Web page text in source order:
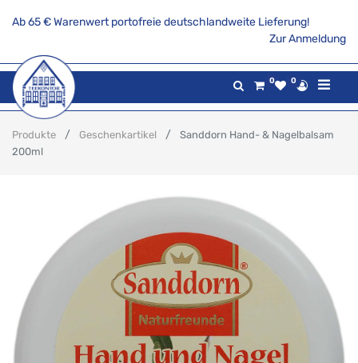
Ab 65 € Warenwert portofreie deutschlandweite Lieferung!
Zur Anmeldung
0 0
Produkte Geschenkartikel
Sanddorn Hand- & Nagelbalsam
200ml